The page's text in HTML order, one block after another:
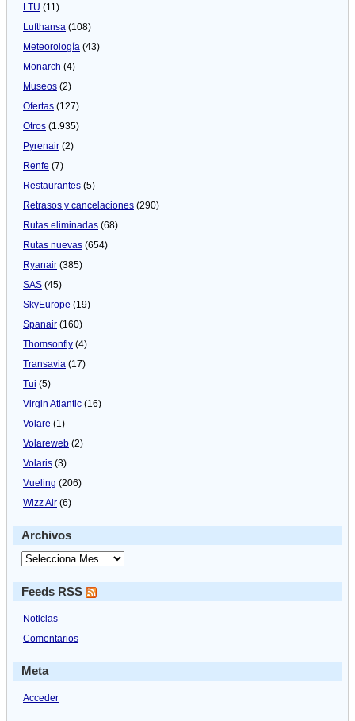
LTU (11)
Lufthansa (108)
Meteorologí­a (43)
Monarch (4)
Museos (2)
Ofertas (127)
Otros (1.935)
Pyrenair (2)
Renfe (7)
Restaurantes (5)
Retrasos y cancelaciones (290)
Rutas eliminadas (68)
Rutas nuevas (654)
Ryanair (385)
SAS (45)
SkyEurope (19)
Spanair (160)
Thomsonfly (4)
Transavia (17)
Tui (5)
Virgin Atlantic (16)
Volare (1)
Volareweb (2)
Volaris (3)
Vueling (206)
Wizz Air (6)
Archivos
Feeds RSS
Noticias
Comentarios
Meta
Acceder